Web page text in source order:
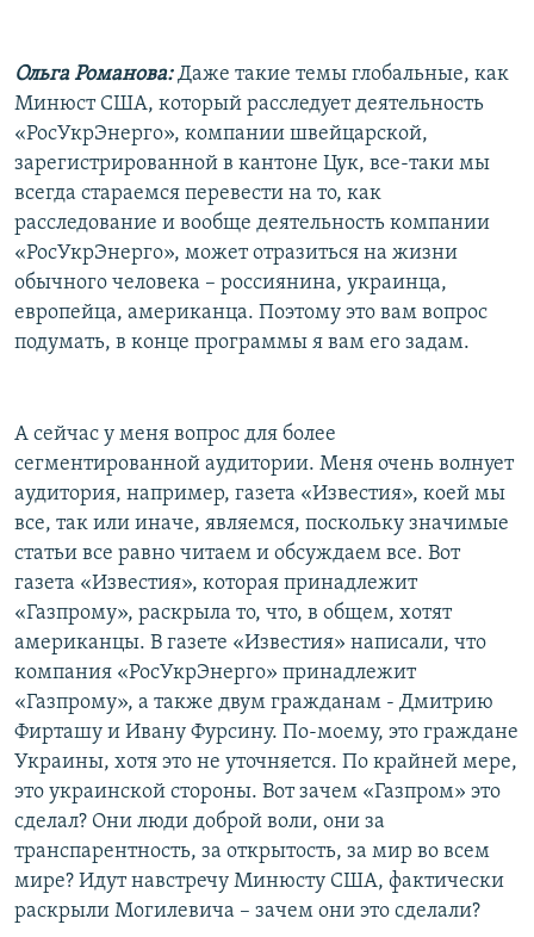
Ольга Романова: Даже такие темы глобальные, как
Минюст США, который расследует деятельность
«РосУкрЭнерго», компании швейцарской,
зарегистрированной в кантоне Цук, все-таки мы
всегда стараемся перевести на то, как
расследование и вообще деятельность компании
«РосУкрЭнерго», может отразиться на жизни
обычного человека – россиянина, украинца,
европейца, американца. Поэтому это вам вопрос
подумать, в конце программы я вам его задам.
А сейчас у меня вопрос для более
сегментированной аудитории. Меня очень волнует
аудитория, например, газета «Известия», коей мы
все, так или иначе, являемся, поскольку значимые
статьи все равно читаем и обсуждаем все. Вот
газета «Известия», которая принадлежит
«Газпрому», раскрыла то, что, в общем, хотят
американцы. В газете «Известия» написали, что
компания «РосУкрЭнерго» принадлежит
«Газпрому», а также двум гражданам - Дмитрию
Фирташу и Ивану Фурсину. По-моему, это граждане
Украины, хотя это не уточняется. По крайней мере,
это украинской стороны. Вот зачем «Газпром» это
сделал? Они люди доброй воли, они за
транспарентность, за открытость, за мир во всем
мире? Идут навстречу Минюсту США, фактически
раскрыли Могилевича – зачем они это сделали?